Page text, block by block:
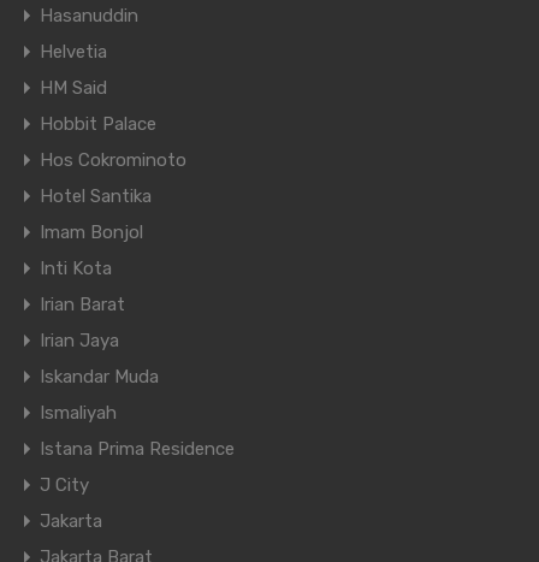
Hasanuddin
Helvetia
HM Said
Hobbit Palace
Hos Cokrominoto
Hotel Santika
Imam Bonjol
Inti Kota
Irian Barat
Irian Jaya
Iskandar Muda
Ismaliyah
Istana Prima Residence
J City
Jakarta
Jakarta Barat